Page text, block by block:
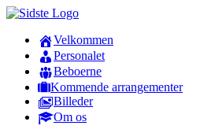
Velkommen
Personalet
Beboerne
Kommende arrangementer
Billeder
Om os